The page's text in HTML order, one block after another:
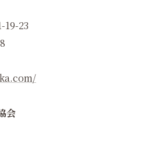
19-23
会